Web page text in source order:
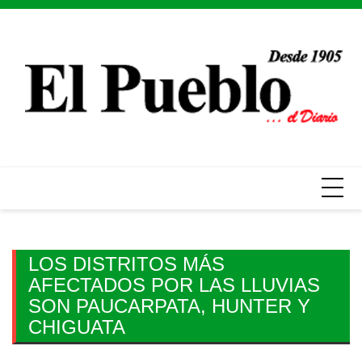
Skip
LOS DISTRITOS MÁS
AFECTADOS POR LAS LLUVIAS
SON PAUCARPATA, HUNTER Y
CHIGUATA